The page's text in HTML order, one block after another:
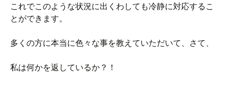
これでこのような状況に出くわしても冷静に対応するこ
とができます。
多くの方に本当に色々な事を教えていただいて、さて、
私は何かを返しているか？！